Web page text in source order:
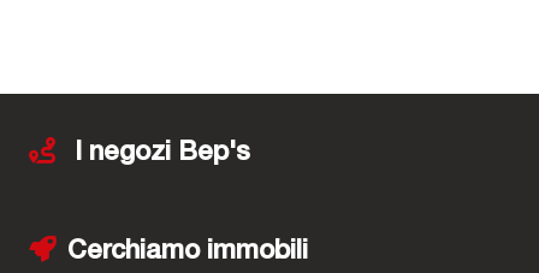
I negozi Bep's
Cerchiamo immobili